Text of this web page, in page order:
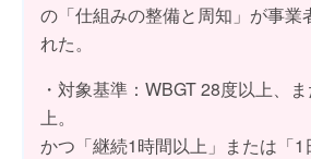
の「仕組みの整備と周知」が事業
れた。
・対象基準：WBGT 28度以上、
上。
かつ「継続1時間以上」または「1